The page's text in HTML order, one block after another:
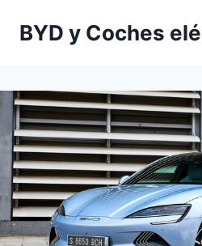
BYD y Coches